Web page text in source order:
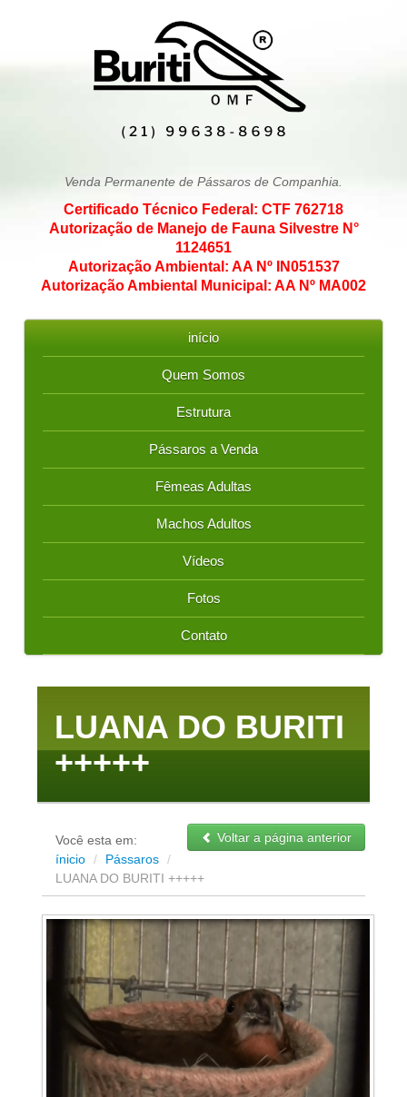
Venda Permanente de Pássaros de Companhia.
Certificado Técnico Federal: CTF 762718
Autorização de Manejo de Fauna Silvestre N°
1124651
Autorização Ambiental: AA Nº IN051537
Autorização Ambiental Municipal: AA Nº MA002
início
Quem Somos
Estrutura
Pássaros a Venda
Fêmeas Adultas
Machos Adultos
Vídeos
Fotos
Contato
LUANA DO BURITI
+++++
Voltar a página anterior
Você esta em:
ínicio / Pássaros /
LUANA DO BURITI +++++